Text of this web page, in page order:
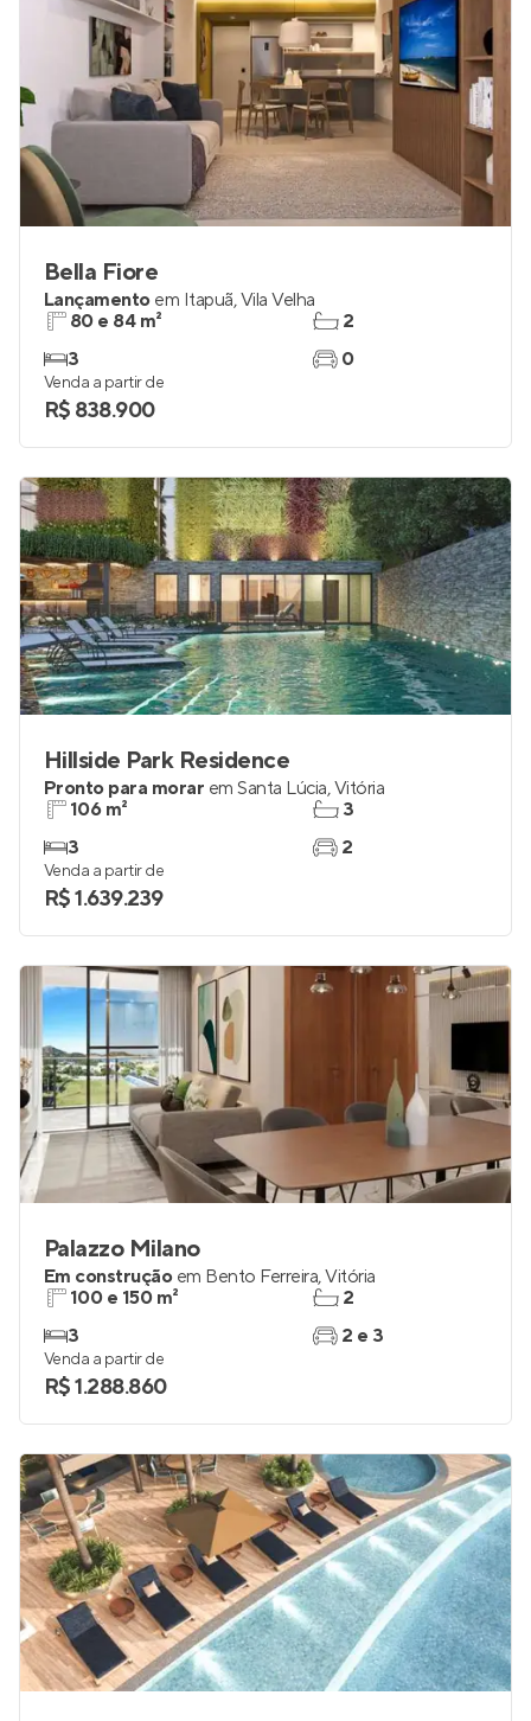
Bella Fiore
Lançamento em Itapuã,Vila Velha
80 e 84 m²
3
2
0
Venda a partir de
R$ 838.900
Hillside Park Residence
Pronto para morar em Santa Lúcia,Vitória
106 m²
3
3
2
Venda a partir de
R$ 1.639.239
Palazzo Milano
Em construção em Bento Ferreira,Vitória
100 e 150 m²
3
2
2 e 3
Venda a partir de
R$ 1.288.860